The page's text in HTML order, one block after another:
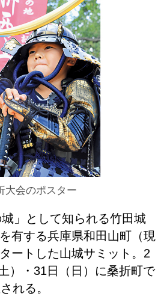
大会のポスター
」として知られる竹田城
有する兵庫県和田山町（現
ートした山城サミット。2
）・31日（日）に桑折町で
れる。